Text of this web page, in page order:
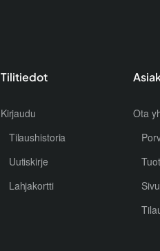
Tilitiedot
Kirjaudu
Tilaushistoria
Uutiskirje
Lahjakortti
Ota